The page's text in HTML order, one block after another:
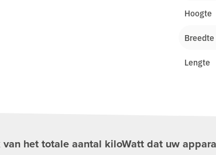
Hoogte
Breedte
Lengte
het totale aantal kiloWatt dat uw